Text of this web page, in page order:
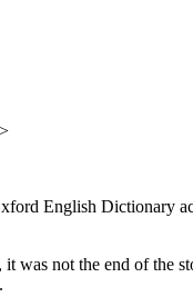
English Dictionary
it was not the end of the